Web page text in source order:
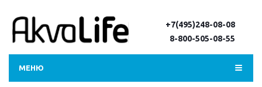
+7(495)248-08-08
8-800-505-08-55
МЕНЮ